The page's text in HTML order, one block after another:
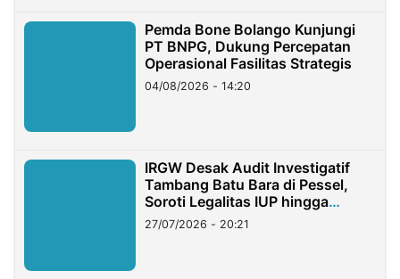
Pemda Bone Bolango Kunjungi
PT BNPG, Dukung Percepatan
Operasional Fasilitas Strategis
04/08/2026 - 14:20
IRGW Desak Audit Investigatif
Tambang Batu Bara di Pessel,
Soroti Legalitas IUP hingga
Stockpile
27/07/2026 - 20:21